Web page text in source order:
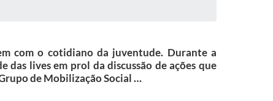
com o cotidiano da juventude. Durante a
lives em prol da discussão de ações que
de Mobilização Social …